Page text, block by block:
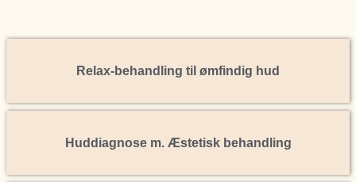
Relax-behandling til ømfindig hud
Huddiagnose m. Æstetisk behandling